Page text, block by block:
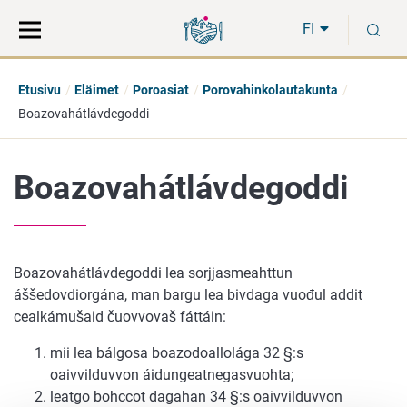
suoraan
sisältöön
koko
sivuston
FI
Etusivu Eläimet Poroasiat
Porovahinkolautakunta
Boazovahátlávdegoddi
Boazovahátlávdegoddi
Boazovahátlávdegoddi lea sorjjasmeahttun
áššedovdiorgána, man bargu lea bivdaga vuođul addit
cealkámušaid čuovvovaš fáttáin:
mii lea bálgosa boazodoallolága 32 §:s
oaivvilduvvon áidungeatnegasvuohta;
leatgo bohccot dagahan 34 §:s oaivvilduvvon